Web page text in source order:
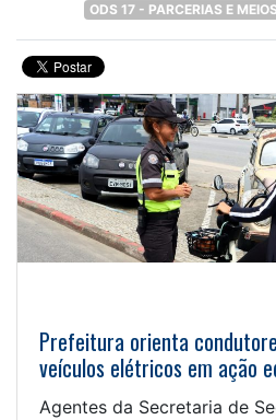
ODS 17 - PARCERIAS E
Prefeitura orienta
veículos elétricos em ação
Agentes da Secretaria de